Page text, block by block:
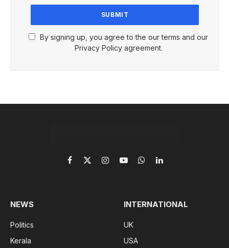
By signing up, you agree to the our terms and our
Privacy Policy agreement.
Facebook
X
InstagramYouTubeWhatsAppLinkedIn
NEWS
Politics
Kerala
INTERNATIONAL
UK
USA